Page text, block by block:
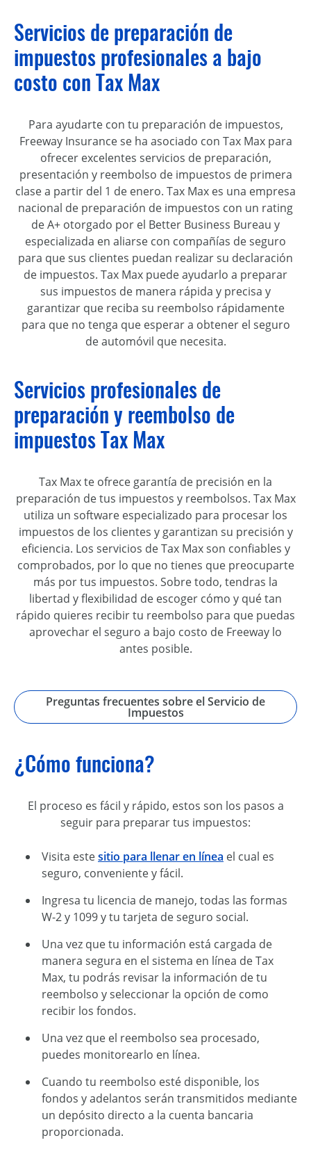
Servicios de preparación de
impuestos profesionales a bajo
costo con Tax Max
Para ayudarte con tu preparación de impuestos,
Freeway Insurance se ha asociado con Tax Max para
ofrecer excelentes servicios de preparación,
presentación y reembolso de impuestos de primera
clase a partir del 1 de enero. Tax Max es una empresa
nacional de preparación de impuestos con un rating
de A+ otorgado por el Better Business Bureau y
especializada en aliarse con compañías de seguro
para que sus clientes puedan realizar su declaración
de impuestos. Tax Max puede ayudarlo a preparar
sus impuestos de manera rápida y precisa y
garantizar que reciba su reembolso rápidamente
para que no tenga que esperar a obtener el seguro
de automóvil que necesita.
Servicios profesionales de
preparación y reembolso de
impuestos Tax Max
Tax Max te ofrece garantía de precisión en la
preparación de tus impuestos y reembolsos. Tax Max
utiliza un software especializado para procesar los
impuestos de los clientes y garantizan su precisión y
eficiencia. Los servicios de Tax Max son confiables y
comprobados, por lo que no tienes que preocuparte
más por tus impuestos. Sobre todo, tendras la
libertad y flexibilidad de escoger cómo y qué tan
rápido quieres recibir tu reembolso para que puedas
aprovechar el seguro a bajo costo de Freeway lo
antes posible.
Preguntas frecuentes sobre el Servicio de
Impuestos
¿Cómo funciona?
El proceso es fácil y rápido, estos son los pasos a
seguir para preparar tus impuestos:
Visita estesitio para llenar en línea el cual es
seguro, conveniente y fácil.
Ingresa tu licencia de manejo, todas las formas
W-2 y 1099 y tu tarjeta de seguro social.
Una vez que tu información está cargada de
manera segura en el sistema en línea de Tax
Max, tu podrás revisar la información de tu
reembolso y seleccionar la opción de como
recibir los fondos.
Una vez que el reembolso sea procesado,
puedes monitorearlo en línea.
Cuando tu reembolso esté disponible, los
fondos y adelantos serán transmitidos mediante
un depósito directo a la cuenta bancaria
proporcionada.